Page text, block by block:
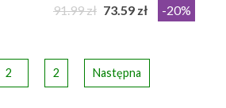
91.99 zł 73.59 zł -20%
2 2 Następna